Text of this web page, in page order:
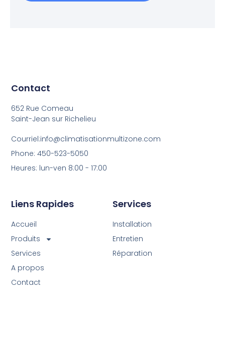
Services
Installation
Entretien
Réparation
Liens Rapides
Accueil
Produits
Services
A propos
Contact
Contact
652 Rue Comeau
Saint-Jean sur Richelieu
Courriel:info@climatisationmultizone.com
Phone: 450-523-5050
Heures: lun-ven 8:00 - 17:00